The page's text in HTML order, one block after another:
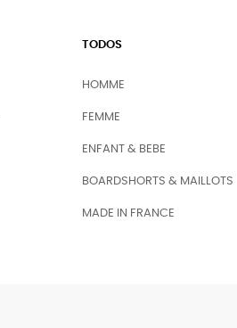
TODOS
HOMME
FEMME
ENFANT & BEBE
BOARDSHORTS & MAILLOTS
MADE IN FRANCE